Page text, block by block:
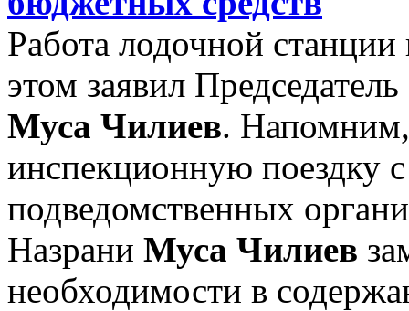
Работа лодочной
этом заявил
Муса Чилиев.
инспекционную поездку
подведомственных
Назрани Муса Чилиев
необходимости в